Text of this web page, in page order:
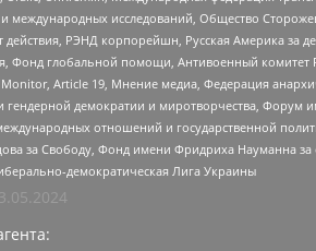
международных исследований, Общество
РЭНД корпорейшн, Русская Америка за
глобальной помощи, Антивоенный
Article 19, Мнение медиа, Федерация
демократии и миротворчества,
отношений и государственной
за Свободу, Фонд имени Фридриха Науманна за
демократическая Лига Украины
13.05.2024